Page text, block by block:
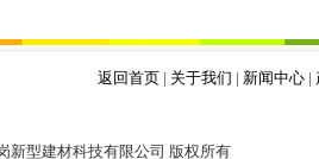
返回首页 | 关于我们 | 新闻中心 |
新型建材科技有限公司 版权所有